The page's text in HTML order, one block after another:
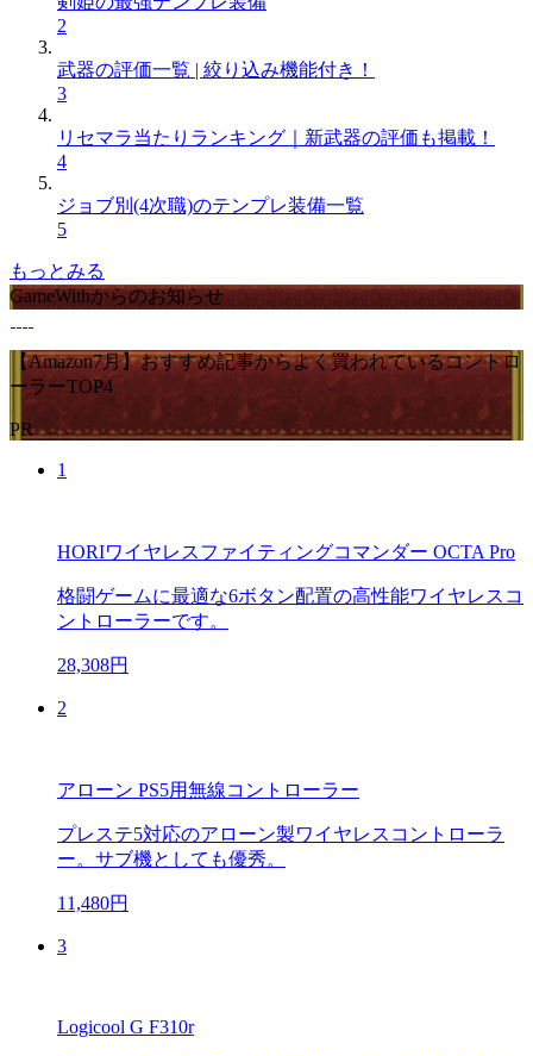
2
武器の評価一覧 | 絞り込み機能付き！
3
リセマラ当たりランキング｜新武器の評価も掲載！
4
ジョブ別(4次職)のテンプレ装備一覧
5
もっとみる
GameWithからのお知らせ
【Amazon7月】おすすめ記事からよく買われているコントロ
ーラーTOP4
PR
1
HORIワイヤレスファイティングコマンダー OCTA Pro
格闘ゲームに最適な6ボタン配置の高性能ワイヤレスコ
ントローラーです。
28,308円
2
アローン PS5用無線コントローラー
プレステ5対応のアローン製ワイヤレスコントローラ
ー。サブ機としても優秀。
11,480円
3
Logicool G F310r